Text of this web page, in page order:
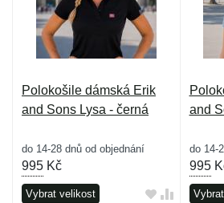
Polokošile dámská Erik
and Sons Lysa - černá
do 14-28 dnů od objednání
995 Kč
Vybrat velikost
and
do 14-
995